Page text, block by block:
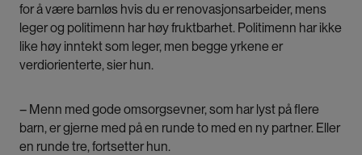
for å være barnløs hvis du er renovasjonsarbeider, mens
leger og politimenn har høy fruktbarhet. Politimenn har ikke
like høy inntekt som leger, men begge yrkene er
verdiorienterte, sier hun.
– Menn med gode omsorgsevner, som har lyst på flere
barn, er gjerne med på en runde to med en ny partner. Eller
en runde tre, fortsetter hun.